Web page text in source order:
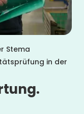
Stema
in der